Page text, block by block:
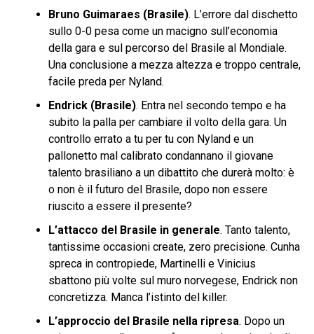
Bruno Guimaraes (Brasile). L’errore dal dischetto
sullo 0-0 pesa come un macigno sull’economia
della gara e sul percorso del Brasile al Mondiale.
Una conclusione a mezza altezza e troppo centrale,
facile preda per Nyland.
Endrick (Brasile). Entra nel secondo tempo e ha
subito la palla per cambiare il volto della gara. Un
controllo errato a tu per tu con Nyland e un
pallonetto mal calibrato condannano il giovane
talento brasiliano a un dibattito che durerà molto: è
o non è il futuro del Brasile, dopo non essere
riuscito a essere il presente?
L’attacco del Brasile in generale. Tanto talento,
tantissime occasioni create, zero precisione. Cunha
spreca in contropiede, Martinelli e Vinicius
sbattono più volte sul muro norvegese, Endrick non
concretizza. Manca l’istinto del killer.
L’approccio del Brasile nella ripresa. Dopo un